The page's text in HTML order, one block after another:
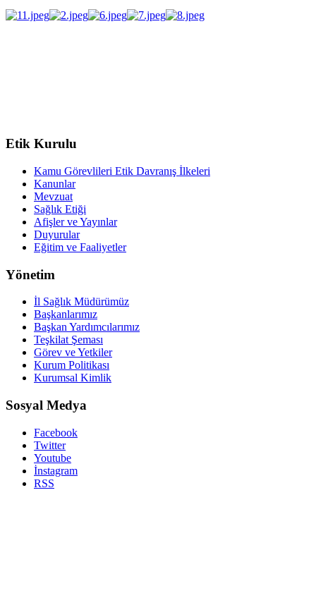
Etik Kurulu
Kamu Görevlileri Etik Davranış İlkeleri
Kanunlar
Mevzuat
Sağlık Etiği
Afişler ve Yayınlar
Duyurular
Eğitim ve Faaliyetler
Yönetim
İl Sağlık Müdürümüz
Başkanlarımız
Başkan Yardımcılarımız
Teşkilat Şeması
Görev ve Yetkiler
Kurum Politikası
Kurumsal Kimlik
Sosyal Medya
Facebook
Twitter
Youtube
İnstagram
RSS